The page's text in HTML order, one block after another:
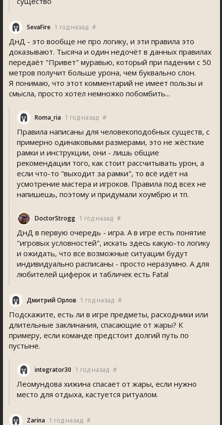
SevaFire 1 год назад #
ДнД - это вообще не про логику, и эти правила это
доказывают. Тысяча и один недочёт в данных правилах
передаёт "Привет" муравью, который при падении с 50
метров получит больше урона, чем буквально слон.
Я понимаю, что этот комментарий не имеет пользы и
смысла, просто хотел немножко побомбить...
Roma_ria 1 год назад #
Правила написаны для человекоподобных существ, с
примерно одинаковыми размерами, это не жëсткие
рамки и инструкции, они - лишь общие
рекомендации того, как стоит рассчитывать урон, а
если что-то "выходит за рамки", то всë идëт на
усмотрение мастера и игроков. Правила под всех не
напишешь, поэтому и придумали хоумбрю и тп.
DoctorStrogg 1 год назад #
ДнД в первую очередь - игра. А в игре есть понятие
"игровых условностей", искать здесь какую-то логику
и ожидать, что все возможные ситуации будут
индивидуально расписаны - просто неразумно. А для
любителей циферок и табличек есть Fatal
Дмитрий Орлов 1 год назад #
Подскажите, есть ли в игре предметы, расходники или
длительные заклинания, спасающие от жары? К
примеру, если команде предстоит долгий путь по
пустыне.
integrator30 1 год назад #
Леомундова хижина спасает от жары, если нужно
место для отдыха, кастуется ритуалом.
Zarina 1 год назад #